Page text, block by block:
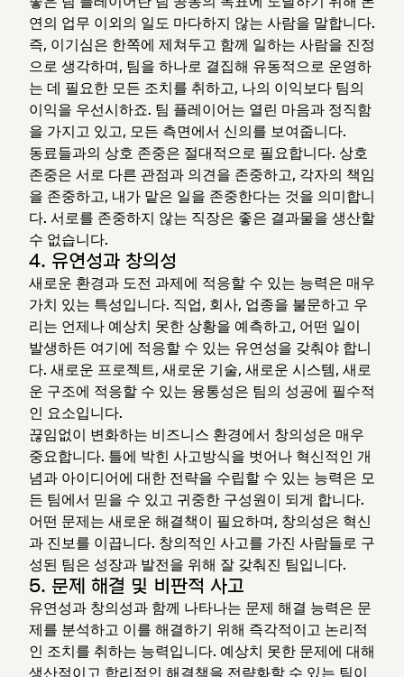
연의 업무 이외의 일도 마다하지 않는 사람을 말합니다.
즉, 이기심은 한쪽에 제쳐두고 함께 일하는 사람을 진정
으로 생각하며, 팀을 하나로 결집해 유동적으로 운영하
는 데 필요한 모든 조치를 취하고, 나의 이익보다 팀의
이익을 우선시하죠. 팀 플레이어는 열린 마음과 정직함
을 가지고 있고, 모든 측면에서 신의를 보여줍니다.
동료들과의 상호 존중은 절대적으로 필요합니다. 상호
존중은 서로 다른 관점과 의견을 존중하고, 각자의 책임
을 존중하고, 내가 맡은 일을 존중한다는 것을 의미합니
다. 서로를 존중하지 않는 직장은 좋은 결과물을 생산할
수 없습니다.
4. 유연성과 창의성
새로운 환경과 도전 과제에 적응할 수 있는 능력은 매우
가치 있는 특성입니다. 직업, 회사, 업종을 불문하고 우
리는 언제나 예상치 못한 상황을 예측하고, 어떤 일이
발생하든 여기에 적응할 수 있는 유연성을 갖춰야 합니
다. 새로운 프로젝트, 새로운 기술, 새로운 시스템, 새로
운 구조에 적응할 수 있는 융통성은 팀의 성공에 필수적
인 요소입니다.
끊임없이 변화하는 비즈니스 환경에서 창의성은 매우
중요합니다. 틀에 박힌 사고방식을 벗어나 혁신적인 개
념과 아이디어에 대한 전략을 수립할 수 있는 능력은 모
든 팀에서 믿을 수 있고 귀중한 구성원이 되게 합니다.
어떤 문제는 새로운 해결책이 필요하며, 창의성은 혁신
과 진보를 이끕니다. 창의적인 사고를 가진 사람들로 구
성된 팀은 성장과 발전을 위해 잘 갖춰진 팀입니다.
5. 문제 해결 및 비판적 사고
유연성과 창의성과 함께 나타나는 문제 해결 능력은 문
제를 분석하고 이를 해결하기 위해 즉각적이고 논리적
인 조치를 취하는 능력입니다. 예상치 못한 문제에 대해
생산적이고 합리적인 해결책을 전략화할 수 있는 팀이